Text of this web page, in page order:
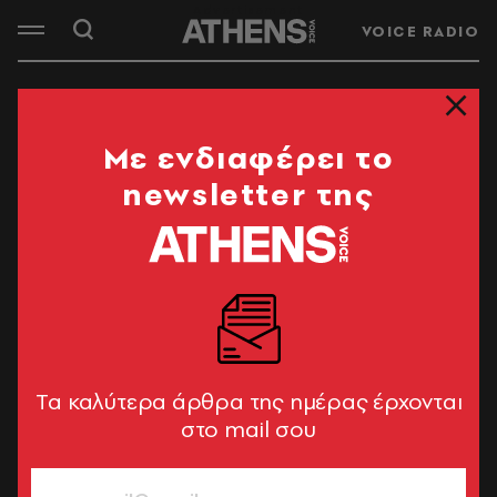
VOICE RADIO
Mε ενδιαφέρει το
newsletter της
Tα καλύτερα άρθρα της ημέρας έρχονται
στο mail σου